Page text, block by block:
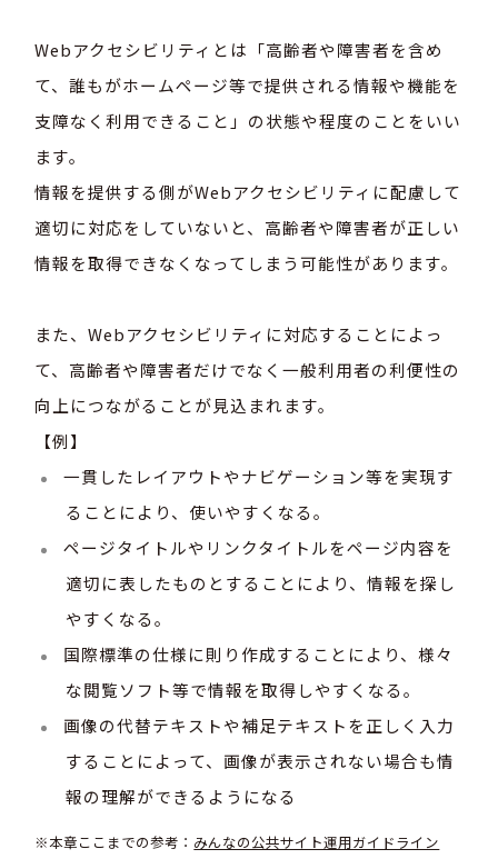
Webアクセシビリティとは「高齢者や障害者を含め
て、誰もがホームページ等で提供される情報や機能を
支障なく利用できること」の状態や程度のことをいい
ます。
情報を提供する側がWebアクセシビリティに配慮して
適切に対応をしていないと、高齢者や障害者が正しい
情報を取得できなくなってしまう可能性があります。
また、Webアクセシビリティに対応することによっ
て、高齢者や障害者だけでなく一般利用者の利便性の
向上につながることが見込まれます。
【例】
一貫したレイアウトやナビゲーション等を実現す
ることにより、使いやすくなる。
ページタイトルやリンクタイトルをページ内容を
適切に表したものとすることにより、情報を探し
やすくなる。
国際標準の仕様に則り作成することにより、様々
な閲覧ソフト等で情報を取得しやすくなる。
画像の代替テキストや補足テキストを正しく入力
することによって、画像が表示されない場合も情
報の理解ができるようになる
※本章ここまでの参考： みんなの公共サイト運用ガイドライン